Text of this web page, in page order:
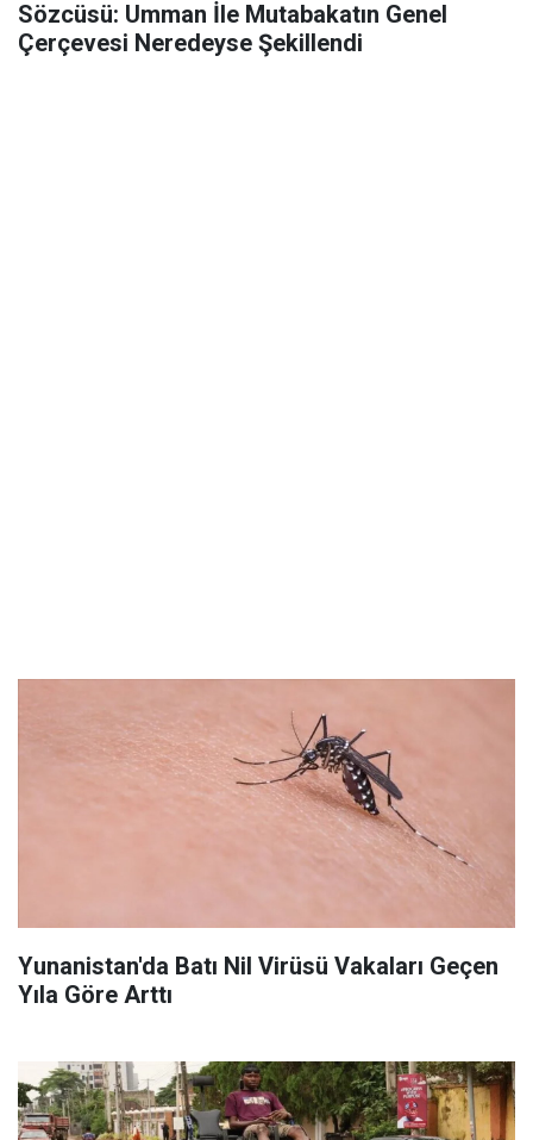
Sözcüsü: Umman İle Mutabakatın Genel
Çerçevesi Neredeyse Şekillendi
Yunanistan'da Batı Nil Virüsü Vakaları Geçen
Yıla Göre Arttı